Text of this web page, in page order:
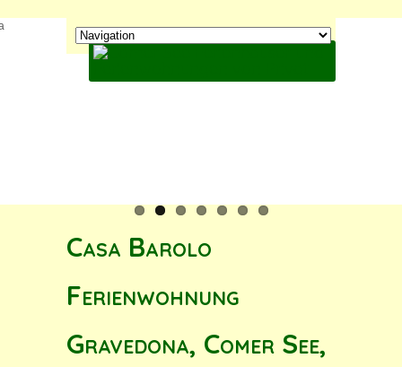
Casa Barolo
Ferienwohnung
Gravedona, Comer See,